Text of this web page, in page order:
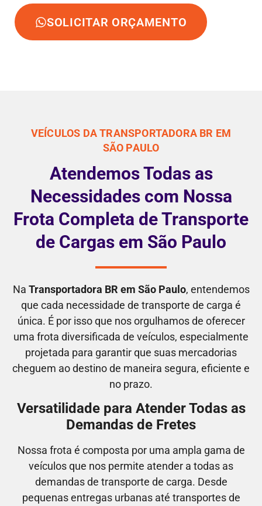
SOLICITAR ORÇAMENTO
VEÍCULOS DA TRANSPORTADORA BR EM
SÃO PAULO
Atendemos Todas as
Necessidades com Nossa
Frota Completa de Transporte
de Cargas em São Paulo
Na Transportadora BR em São Paulo, entendemos
que cada necessidade de transporte de carga é
única. É por isso que nos orgulhamos de oferecer
uma frota diversificada de veículos, especialmente
projetada para garantir que suas mercadorias
cheguem ao destino de maneira segura, eficiente e
no prazo.
Versatilidade para Atender Todas as
Demandas de Fretes
Nossa frota é composta por uma ampla gama de
veículos que nos permite atender a todas as
demandas de transporte de carga. Desde
pequenas entregas urbanas até transportes de